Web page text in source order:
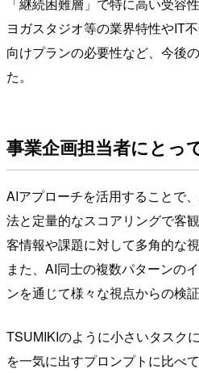
ヨガスタジオ等の業界特性やIT
向けプランの必要性など、今後
た。
事業企画担当者にとっ
AIアプローチを活用することで
法と定量的なスコアリングで客
客情報や課題に対して多角的な
また、AI同士の複数パターンの
ンを通じて様々な視点からの検証
TSUMIKIのように小さいタスク
を一気に出すプロンプトに比べ